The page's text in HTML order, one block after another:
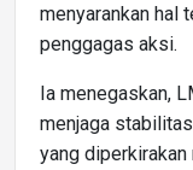
menyarankan hal
penggagas aksi.
Ia menegaskan,
menjaga
yang